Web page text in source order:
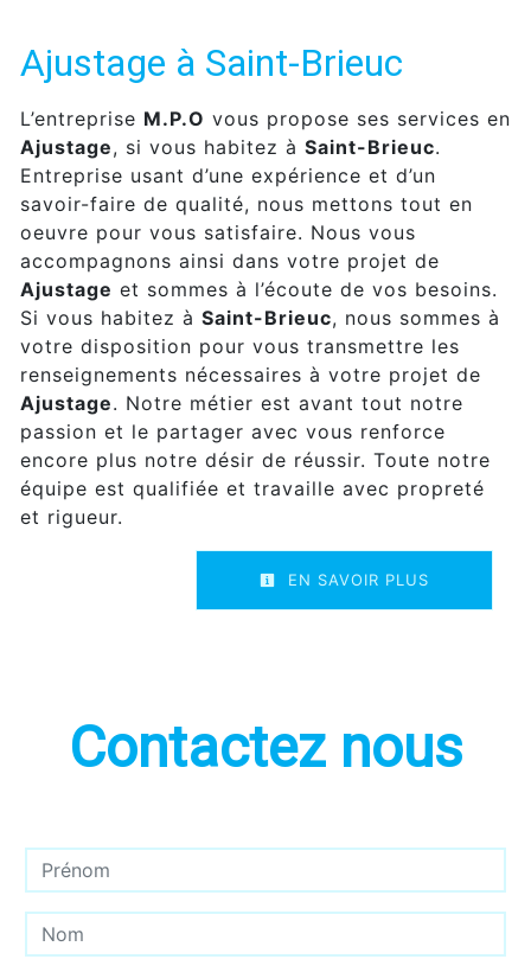
Ajustage à Saint-Brieuc
L’entreprise M.P.O vous propose ses services en
Ajustage, si vous habitez à Saint-Brieuc.
Entreprise usant d’une expérience et d’un
savoir-faire de qualité, nous mettons tout en
oeuvre pour vous satisfaire. Nous vous
accompagnons ainsi dans votre projet de
Ajustage et sommes à l’écoute de vos besoins.
Si vous habitez à Saint-Brieuc, nous sommes à
votre disposition pour vous transmettre les
renseignements nécessaires à votre projet de
Ajustage. Notre métier est avant tout notre
passion et le partager avec vous renforce
encore plus notre désir de réussir. Toute notre
équipe est qualifiée et travaille avec propreté
et rigueur.
EN SAVOIR PLUS
Contactez nous